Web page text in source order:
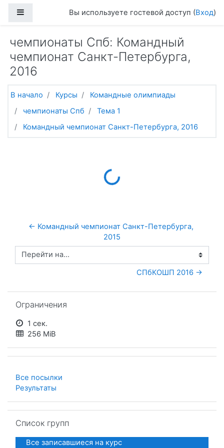
Боковая панельВы используете гостевой доступ (Вход)
чемпионаты Спб: Командный
чемпионат Санкт-Петербурга,
2016
В начало Курсы
Командные олимпиады
чемпионаты Спб
Тема 1
Командный чемпионат Санкт-Петербурга, 2016
Loading...
← Командный чемпионат Санкт-Петербурга,
2015
Перейти на...
СПбКОШП 2016 →
Ограничения
1 сек.
256 MiB
Все посылки
Результаты
Список групп
Все записавшиеся на курс